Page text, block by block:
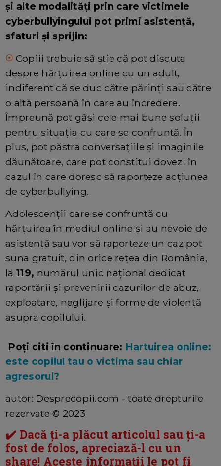
și alte modalități prin care victimele
cyberbullyingului pot primi asistență,
sfaturi și sprijin:
⦿ Copiii trebuie să știe că pot discuta
despre hărțuirea online cu un adult,
indiferent că se duc către părinți sau către
o altă persoană în care au încredere.
Împreună pot găsi cele mai bune soluții
pentru situația cu care se confruntă. În
plus, pot păstra conversațiile și imaginile
dăunătoare, care pot constitui dovezi în
cazul în care doresc să raporteze acțiunea
de cyberbullying.
Adolescenții care se confruntă cu
hărțuirea în mediul online și au nevoie de
asistență sau vor să raporteze un caz pot
suna gratuit, din orice rețea din România,
la119, numărul unic național dedicat
raportării și prevenirii cazurilor de abuz,
exploatare, neglijare și forme de violență
asupra copilului.
Poți citi în continuare: Hartuirea online:
este copilul tau o victima sau chiar
agresorul?
autor: Desprecopii.com - toate drepturile
rezervate © 2023
✔️ Dacă ți-a plăcut articolul sau ți-a
fost de folos, apreciază-l cu un
share! Aceste informații le pot fi